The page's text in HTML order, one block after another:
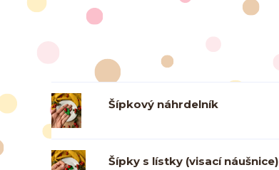
Šípkový náhrdelník
Šípky s lístky (visací náušnice)